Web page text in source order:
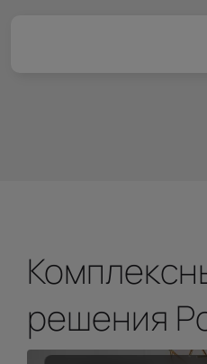
решения